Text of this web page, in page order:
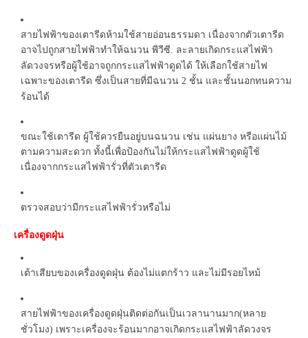
สายไฟฟ้าของเตารีดห้ามใช้สายอ่อนธรรมดา เนื่องจากตัวเตารีด
อาจไปถูกสายไฟฟ้าทำให้ฉนวน พีวีซี
ละลายเกิดกระแสไฟฟ้า
ลัดวงจรหรือผู้ใช้อาจถูกกระแสไฟฟ้าดูดได้ ให้เลือกใช้สายไฟ
เฉพาะของเตารีด ซึ่งเป็นสายที่มีฉนวน 2 ชั้น และชั้นนอกทนความ
ร้อนได้
ขณะใช้เตารีด ผู้ใช้ควรยืนอยู่บนฉนวน เช่น แผ่นยาง หรือแผ่นไม้
ตามความสะดวก ทั้งนี้เพื่อป้องกันไม่ให้กระแสไฟฟ้าดูดผู้ใช้
เนื่องจากกระแสไฟฟ้ารั่วที่ตัวเตารีด
ตรวจสอบว่ามีกระแสไฟฟ้ารั่วหรือไม่
เครื่องดูดฝุ่น
เต้าเสียบของเครื่องดูดฝุ่น ต้องไม่แตกร้าว และไม่มีรอยไหม้
สายไฟฟ้าของเครื่องดูดฝุ่นติดต่อกันเป็นเวลานานมาก(หลาย
ชั่วโมง) เพราะเครื่องจะร้อนมากอาจเกิดกระแสไฟฟ้าลัดวงจร